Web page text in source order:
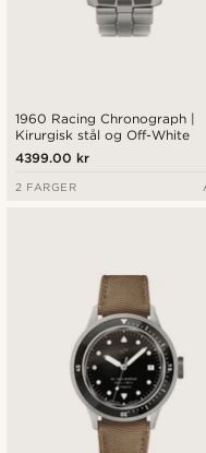
1960 Racing Chronograph |
Kirurgisk stål og Off-White
4399.00 kr
2 FARGER